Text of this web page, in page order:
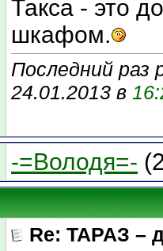
Такса - это
шкафом.
Последний раз
24.01.2013 в
-=Володя=-
Re: ТАРАЗ –